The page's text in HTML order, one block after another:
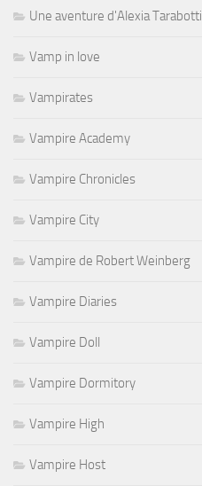
Une aventure d'Alexia Tarabotti
Vamp in love
Vampirates
Vampire Academy
Vampire Chronicles
Vampire City
Vampire de Robert Weinberg
Vampire Diaries
Vampire Doll
Vampire Dormitory
Vampire High
Vampire Host